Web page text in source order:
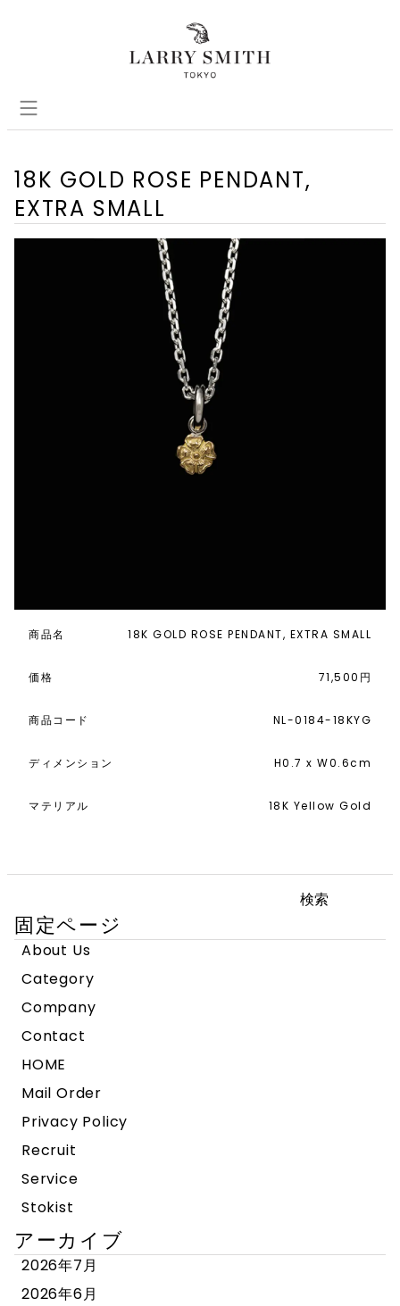
18K GOLD ROSE PENDANT,
EXTRA SMALL
商品名 18K GOLD ROSE PENDANT, EXTRA SMALL
価格 71,500円
商品コード NL-0184-18KYG
ディメンション H0.7 x W0.6cm
マテリアル 18K Yellow Gold
索:
固定ページ
About Us
Category
Company
Contact
HOME
Mail Order
Privacy Policy
Recruit
Service
Stokist
アーカイブ
2026年7月
2026年6月